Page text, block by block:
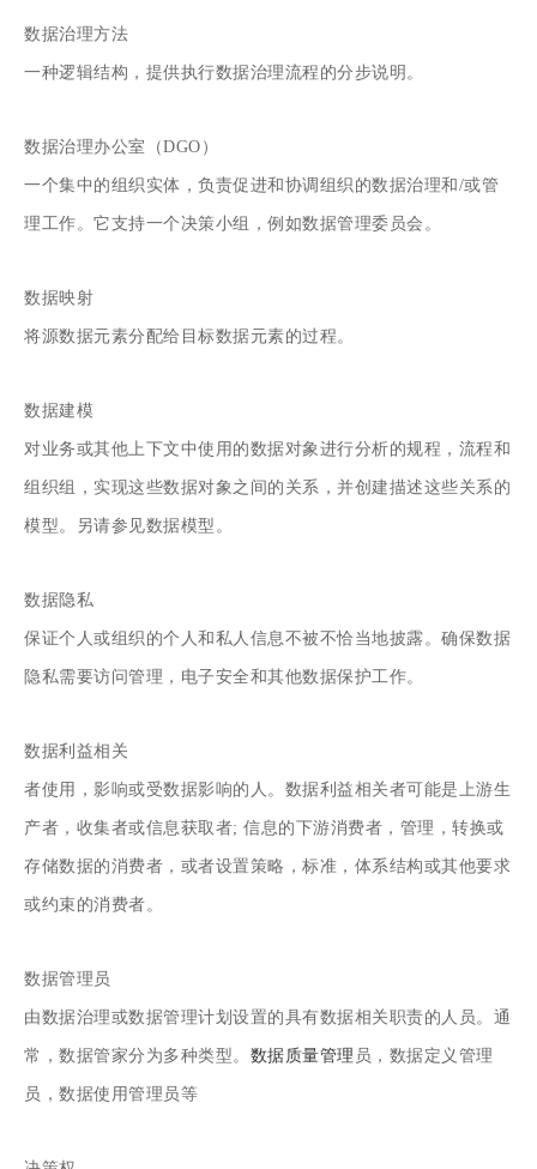
数据治理方法
一种逻辑结构，提供执行数据治理流程的分步说明。
数据治理办公室（DGO）
一个集中的组织实体，负责促进和协调组织的数据治理和/或管
理工作。它支持一个决策小组，例如数据管理委员会。
数据映射
将源数据元素分配给目标数据元素的过程。
数据建模
对业务或其他上下文中使用的数据对象进行分析的规程，流程和
组织组，实现这些数据对象之间的关系，并创建描述这些关系的
模型。另请参见数据模型。
数据隐私
保证个人或组织的个人和私人信息不被不恰当地披露。确保数据
隐私需要访问管理，电子安全和其他数据保护工作。
数据利益相关
者使用，影响或受数据影响的人。数据利益相关者可能是上游生
产者，收集者或信息获取者; 信息的下游消费者，管理，转换或
存储数据的消费者，或者设置策略，标准，体系结构或其他要求
或约束的消费者。
数据管理员
由数据治理或数据管理计划设置的具有数据相关职责的人员。通
常，数据管家分为多种类型。 数据质量管理 员，数据定义管理
员，数据使用管理员等